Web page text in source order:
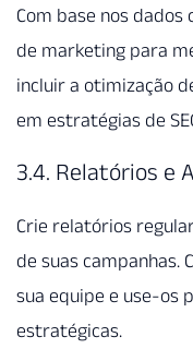
Com base nos
de marketing para
incluir a otimização
em estratégias de
3.4. Relatórios e
Crie relatórios
de suas campanhas.
sua equipe e use-os
estratégicas.